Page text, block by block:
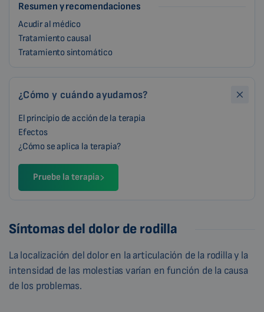
Resumen y recomendaciones
Acudir al médico
Tratamiento causal
Tratamiento sintomático
¿Cómo y cuándo ayudamos?
El principio de acción de la terapia
Efectos
¿Cómo se aplica la terapia?
Pruebe la terapia
Síntomas del dolor de rodilla
La localización del dolor en la articulación de la rodilla y la
intensidad de las molestias varían en función de la causa
de los problemas.